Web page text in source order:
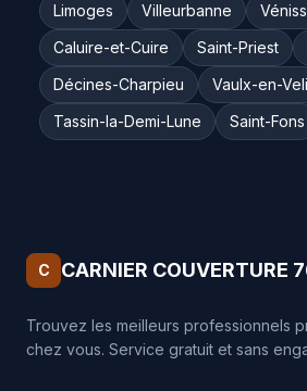
Limoges
Villeurbanne
Caluire-et-Cuire
Saint-Priest
Décines-Charpieu
Vaulx-en-
Tassin-la-Demi-Lune
Saint-Fons
C CARNIER COUVERTURE
Trouvez les meilleurs professionnels
chez vous. Service gratuit et sans